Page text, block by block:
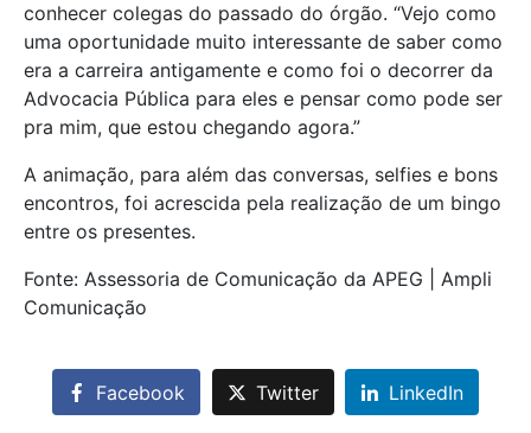
conhecer colegas do passado do órgão. “Vejo como
uma oportunidade muito interessante de saber como
era a carreira antigamente e como foi o decorrer da
Advocacia Pública para eles e pensar como pode ser
pra mim, que estou chegando agora.”
A animação, para além das conversas, selfies e bons
encontros, foi acrescida pela realização de um bingo
entre os presentes.
Fonte: Assessoria de Comunicação da APEG | Ampli
Comunicação
Facebook Twitter LinkedIn